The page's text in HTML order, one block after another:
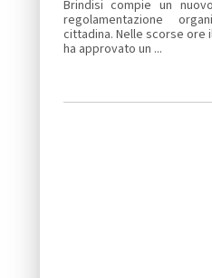
Brindisi compie un
regolamentazione
cittadina. Nelle scorse ore
ha approvato un ...